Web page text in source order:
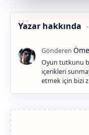
Yazar hakkında
Oyun tutkunu
içerikleri
etmek için bizi